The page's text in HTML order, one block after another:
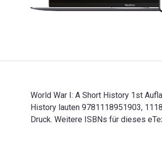
World War I: A Short History 1st
History lauten 9781118951903,
Druck. Weitere ISBNs für dieses